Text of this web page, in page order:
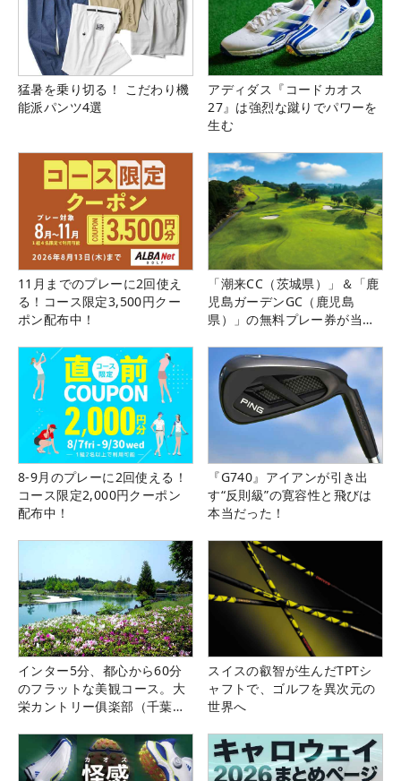
猛暑を乗り切る！ こだわり機
能派パンツ4選
アディダス『コードカオス
27』は強烈な蹴りでパワーを
生む
11月までのプレーに2回使え
る！コース限定3,500円クー
ポン配布中！
「潮来CC（茨城県）」＆「鹿
児島ガーデンGC（鹿児島
県）」の無料プレー券が当た
8-9月のプレーに2回使える！
コース限定2,000円クーポン
配布中！
『G740』アイアンが引き出
す“反則級”の寛容性と飛びは
本当だった！
インター5分、都心から60分
のフラットな美観コース。大
栄カントリー俱楽部（千葉
スイスの叡智が生んだTPTシ
ャフトで、ゴルフを異次元の
世界へ